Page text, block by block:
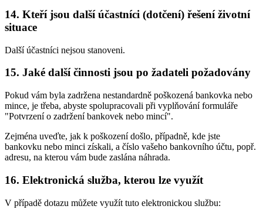
14. Kteří jsou další účastníci (dotčení) řešení životní
situace
Další účastníci nejsou stanoveni.
15. Jaké další činnosti jsou po žadateli požadovány
Pokud vám byla zadržena nestandardně poškozená bankovka nebo
mince, je třeba, abyste spolupracovali při vyplňování formuláře
"Potvrzení o zadržení bankovek nebo mincí".
Zejména uveďte, jak k poškození došlo, případně, kde jste
bankovku nebo minci získali, a číslo vašeho bankovního účtu, popř.
adresu, na kterou vám bude zaslána náhrada.
16. Elektronická služba, kterou lze využít
V případě dotazu můžete využít tuto elektronickou službu: